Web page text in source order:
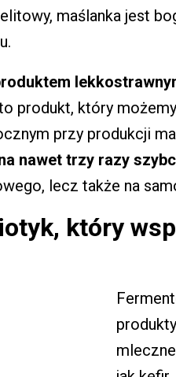
maślanka jest
produkt, który
przy produkcji
nawet trzy razy
lecz także na
który
produkty